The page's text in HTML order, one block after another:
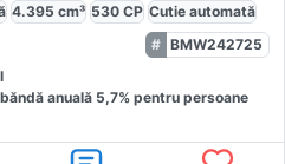
4.395 cm³ 530 CP Cutie automată
BMW242725
anuală 5,7% pentru persoane